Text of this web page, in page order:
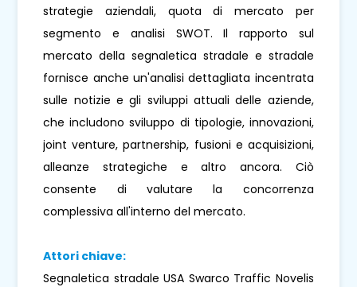
strategie aziendali, quota di mercato per
segmento e analisi SWOT. Il rapporto sul
mercato della segnaletica stradale e stradale
fornisce anche un'analisi dettagliata incentrata
sulle notizie e gli sviluppi attuali delle aziende,
che includono sviluppo di tipologie, innovazioni,
joint venture, partnership, fusioni e acquisizioni,
alleanze strategiche e altro ancora. Ciò
consente di valutare la concorrenza
complessiva all'interno del mercato.
Attori chiave:
Segnaletica stradale USA Swarco Traffic Novelis